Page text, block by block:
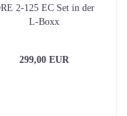
2-125 EC Set in der
L-Boxx
299,00 EUR